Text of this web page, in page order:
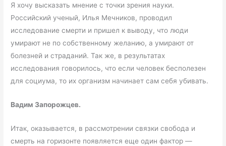
Я хочу высказать мнение с точки зрения науки.
Российский ученый, Илья Мечников, проводил
исследование смерти и пришел к выводу, что люди
умирают не по собственному желанию, а умирают от
болезней и страданий. Так же, в результатах
исследования говорилось, что если человек бесполезен
для социума, то их организм начинает сам себя убивать.
Вадим Запорожцев.
Итак, оказывается, в рассмотрении связки свобода и
смерть на горизонте появляется еще один фактор —